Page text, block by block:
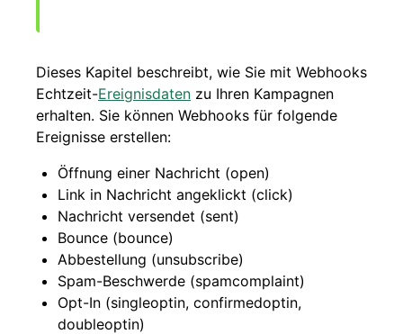
Dieses Kapitel beschreibt, wie Sie mit Webhooks
Echtzeit-Ereignisdaten zu Ihren Kampagnen
erhalten. Sie können Webhooks für folgende
Ereignisse erstellen:
Öffnung einer Nachricht (open)
Link in Nachricht angeklickt (click)
Nachricht versendet (sent)
Bounce (bounce)
Abbestellung (unsubscribe)
Spam-Beschwerde (spamcomplaint)
Opt-In (singleoptin, confirmedoptin,
doubleoptin)